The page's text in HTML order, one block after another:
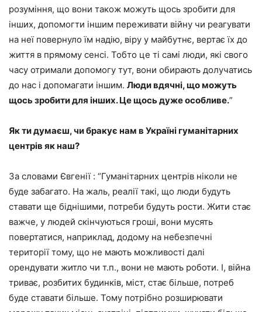
розуміння, що вони також можуть щось зробити для
інших, допомогти іншим переживати війну чи реагувати
на неї повернуло їм надію, віру у майбутнє, вертає їх до
життя в прямому сенсі. Тобто це ті самі люди, які свого
часу отримали допомогу тут, вони обирають долучатись
до нас і допомагати іншим. Люди вдячні, що можуть
щось зробити для інших. Це щось дуже особливе.”
Як ти думаєш, чи бракує нам в Україні гуманітарних
центрів як наш?
За словами Євгенії : “Гуманітарних центрів ніколи не
буде забагато. На жаль, реалії такі, що люди будуть
ставати ще біднішими, потреби будуть рости. Жити стає
важче, у людей скінчуються гроші, вони мусять
повертатися, наприклад, додому на небезпечні
території тому, що не мають можливості далі
орендувати житло чи т.п., вони не мають роботи. І, війна
триває, розбитих будинків, міст, стає більше, потреб
буде ставати більше. Тому потрібно розширювати